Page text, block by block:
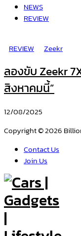
NEWS
REVIEW
REVIEW Zeekr
ลองขับ Zeekr
สิงหาคมนี้”
12/08/2025
Copyright © 2026
Contact Us
Join Us